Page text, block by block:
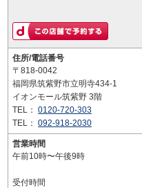
住所/電話番号
〒818-0042
福岡県筑紫野市立明寺434-1
イオンモール筑紫野 3階
TEL： 0120-720-303
TEL： 092-918-2030
営業時間
午前10時〜午後9時
受付時間